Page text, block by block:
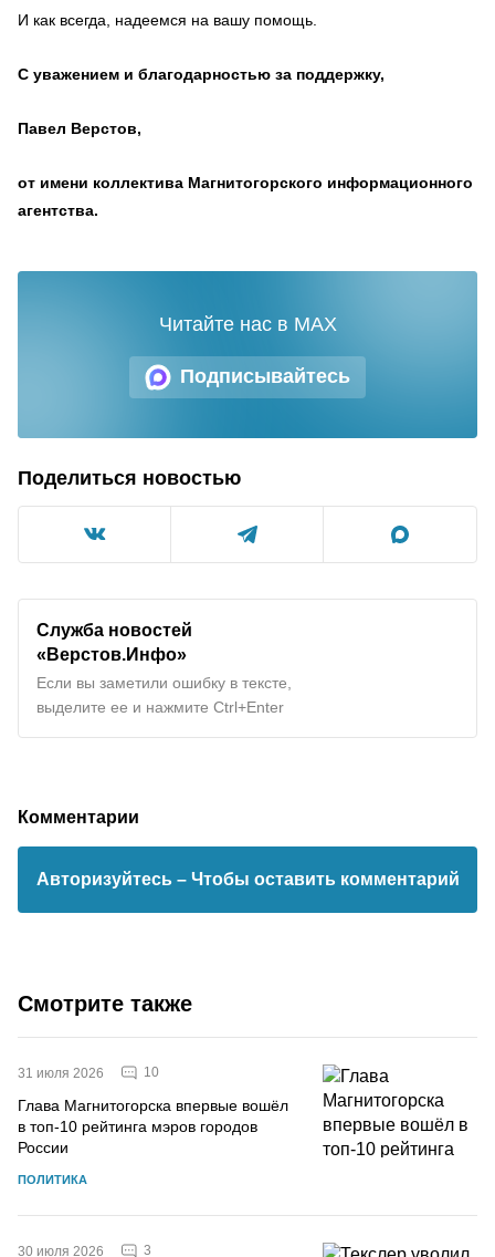
И как всегда, надеемся на вашу помощь.
С уважением и благодарностью за поддержку,
Павел Верстов,
от имени коллектива Магнитогорского информационного
агентства.
Подписывайтесь
Читайте нас в MAX
Поделиться новостью
Служба новостей
«Верстов.Инфо»
Если вы заметили ошибку в тексте,
выделите ее и нажмите Ctrl+Enter
Комментарии
Авторизуйтесь – Чтобы оставить комментарий
Смотрите также
31 июля 2026 10
Глава Магнитогорска впервые вошёл
в топ-10 рейтинга мэров городов
России
ПОЛИТИКА
30 июля 2026 3